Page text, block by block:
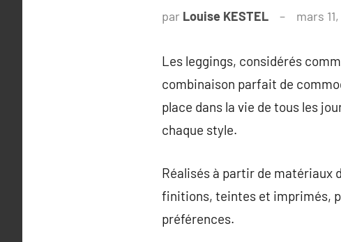
par Louise KESTEL mars
Les leggings, considérés
combinaison parfait de
place dans la vie de tous les
chaque style.
Réalisés à partir de matériaux
finitions, teintes et imprimés,
préférences.